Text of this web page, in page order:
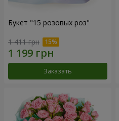
Букет "15 розовых роз"
1 411 грн
Заказать